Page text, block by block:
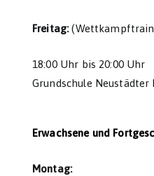
Freitag:
18:00 Uhr bis 20:00 Uhr
Grundschule Neustädter
Erwachsene und
Montag: